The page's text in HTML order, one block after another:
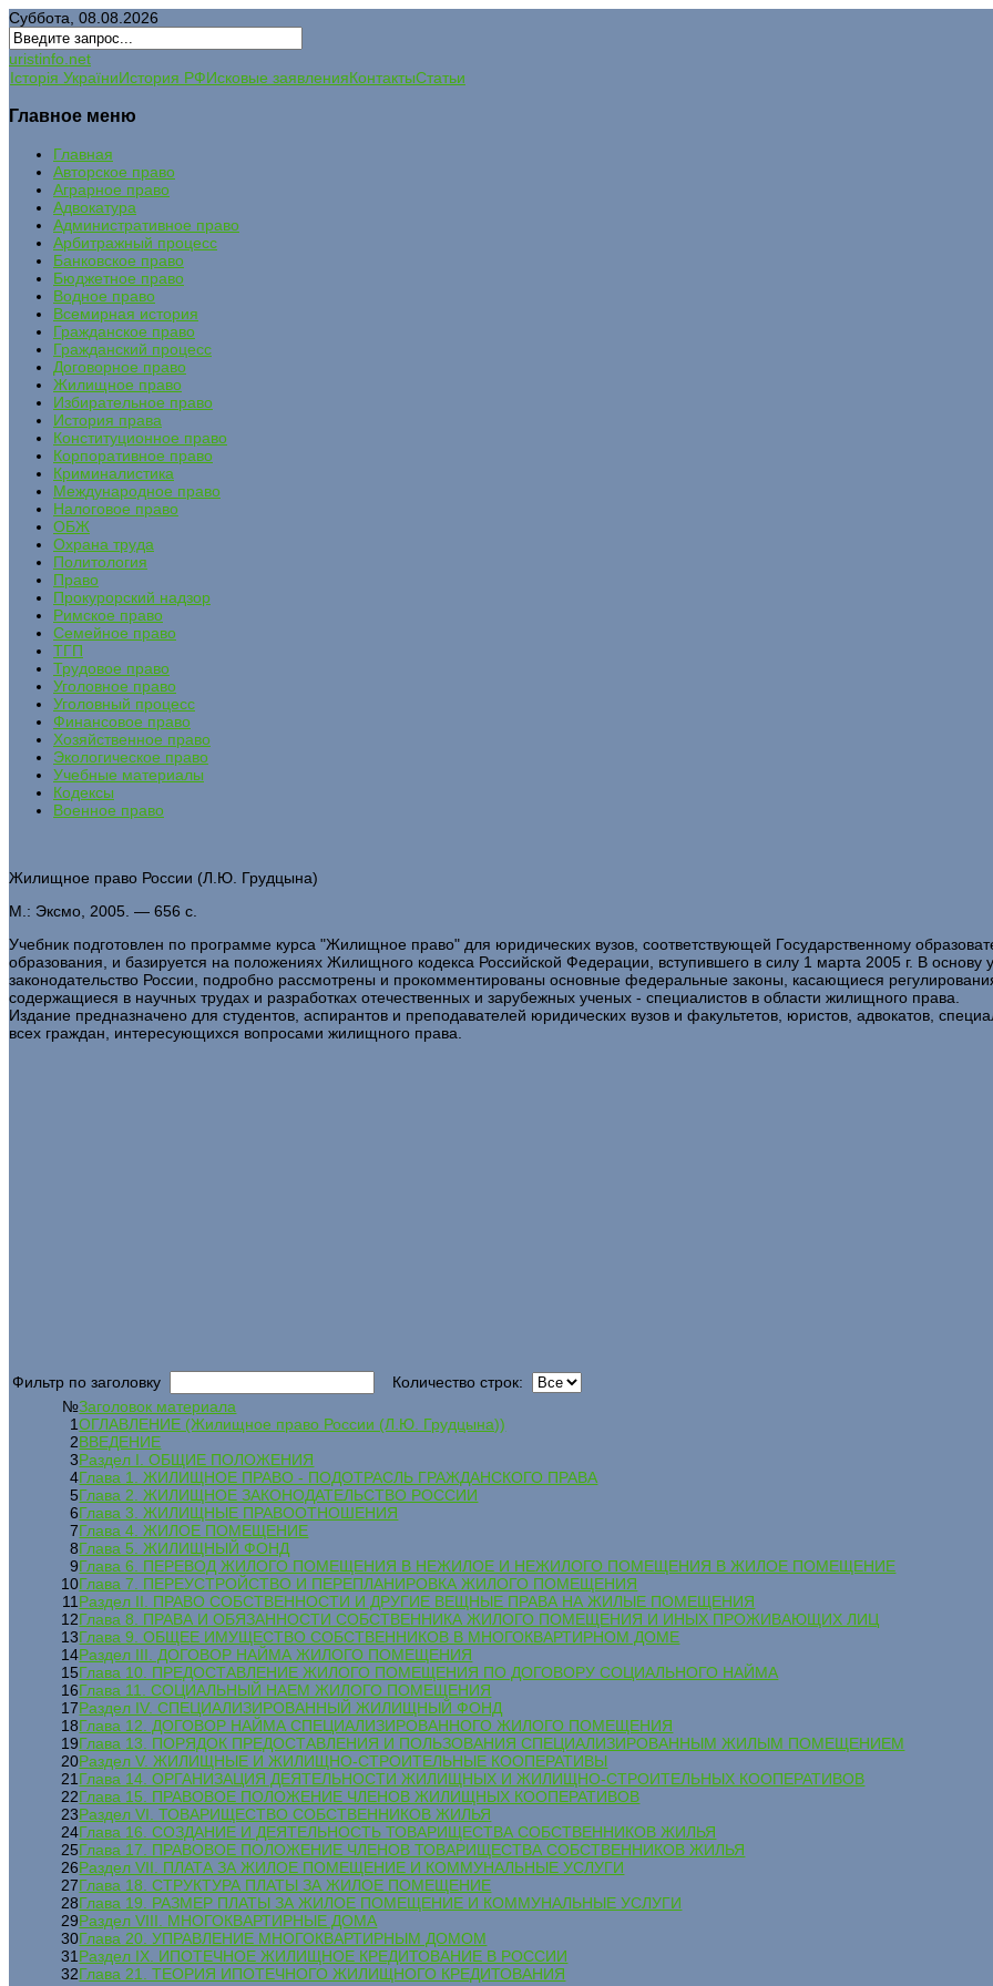
Суббота, 08.08.2026
uristinfo.net
Історія УкраїниИстория РФИсковые заявленияКонтактыСтатьи
Главное меню
Главная
Авторское право
Аграрное право
Адвокатура
Административное право
Арбитражный процесс
Банковское право
Бюджетное право
Водное право
Всемирная история
Гражданское право
Гражданский процесс
Договорное право
Жилищное право
Избирательное право
История права
Конституционное право
Корпоративное право
Криминалистика
Международное право
Налоговое право
ОБЖ
Охрана труда
Политология
Право
Прокурорский надзор
Римское право
Семейное право
ТГП
Трудовое право
Уголовное право
Уголовный процесс
Финансовое право
Хозяйственное право
Экологическое право
Учебные материалы
Кодексы
Военное право
Жилищное право России (Л.Ю. Грудцына)
М.: Эксмо, 2005. — 656 с.
Учебник подготовлен по программе курса "Жилищное право" для юридических вузов, соответствующей Государственному
образования, и базируется на положениях Жилищного кодекса Российской Федерации, вступившего в силу 1 марта 2005 г. В
законодательство России, подробно рассмотрены и прокомментированы основные федеральные законы, касающиеся
содержащиеся в научных трудах и разработках отечественных и зарубежных ученых - специалистов в области жилищного права.
Издание предназначено для студентов, аспирантов и преподавателей юридических вузов и факультетов, юристов, адвокатов,
всех граждан, интересующихся вопросами жилищного права.
Фильтр по заголовку
Количество строк:
№Заголовок материала
1ОГЛАВЛЕНИЕ (Жилищное право России (Л.Ю. Грудцына))
2ВВЕДЕНИЕ
3Раздел I. ОБЩИЕ ПОЛОЖЕНИЯ
4Глава 1. ЖИЛИЩНОЕ ПРАВО - ПОДОТРАСЛЬ ГРАЖДАНСКОГО ПРАВА
5Глава 2. ЖИЛИЩНОЕ ЗАКОНОДАТЕЛЬСТВО РОССИИ
6Глава 3. ЖИЛИЩНЫЕ ПРАВООТНОШЕНИЯ
7Глава 4. ЖИЛОЕ ПОМЕЩЕНИЕ
8Глава 5. ЖИЛИЩНЫЙ ФОНД
9Глава 6. ПЕРЕВОД ЖИЛОГО ПОМЕЩЕНИЯ В НЕЖИЛОЕ И НЕЖИЛОГО ПОМЕЩЕНИЯ В ЖИЛОЕ ПОМЕЩЕНИЕ
10Глава 7. ПЕРЕУСТРОЙСТВО И ПЕРЕПЛАНИРОВКА ЖИЛОГО ПОМЕЩЕНИЯ
11 Раздел II. ПРАВО СОБСТВЕННОСТИ И ДРУГИЕ ВЕЩНЫЕ ПРАВА НА ЖИЛЫЕ ПОМЕЩЕНИЯ
12Глава 8. ПРАВА И ОБЯЗАННОСТИ СОБСТВЕННИКА ЖИЛОГО ПОМЕЩЕНИЯ И ИНЫХ ПРОЖИВАЮЩИХ ЛИЦ
13Глава 9. ОБЩЕЕ ИМУЩЕСТВО СОБСТВЕННИКОВ В МНОГОКВАРТИРНОМ ДОМЕ
14Раздел III. ДОГОВОР НАЙМА ЖИЛОГО ПОМЕЩЕНИЯ
15Глава 10. ПРЕДОСТАВЛЕНИЕ ЖИЛОГО ПОМЕЩЕНИЯ ПО ДОГОВОРУ СОЦИАЛЬНОГО НАЙМА
16Глава 11. СОЦИАЛЬНЫЙ НАЕМ ЖИЛОГО ПОМЕЩЕНИЯ
17Раздел IV. СПЕЦИАЛИЗИРОВАННЫЙ ЖИЛИЩНЫЙ ФОНД
18Глава 12. ДОГОВОР НАЙМА СПЕЦИАЛИЗИРОВАННОГО ЖИЛОГО ПОМЕЩЕНИЯ
19Глава 13. ПОРЯДОК ПРЕДОСТАВЛЕНИЯ И ПОЛЬЗОВАНИЯ СПЕЦИАЛИЗИРОВАННЫМ ЖИЛЫМ ПОМЕЩЕНИЕМ
20Раздел V. ЖИЛИЩНЫЕ И ЖИЛИЩНО-СТРОИТЕЛЬНЫЕ КООПЕРАТИВЫ
21 Глава 14. ОРГАНИЗАЦИЯ ДЕЯТЕЛЬНОСТИ ЖИЛИЩНЫХ И ЖИЛИЩНО-СТРОИТЕЛЬНЫХ КООПЕРАТИВОВ
22Глава 15. ПРАВОВОЕ ПОЛОЖЕНИЕ ЧЛЕНОВ ЖИЛИЩНЫХ КООПЕРАТИВОВ
23Раздел VI. ТОВАРИЩЕСТВО СОБСТВЕННИКОВ ЖИЛЬЯ
24Глава 16. СОЗДАНИЕ И ДЕЯТЕЛЬНОСТЬ ТОВАРИЩЕСТВА СОБСТВЕННИКОВ ЖИЛЬЯ
25Глава 17. ПРАВОВОЕ ПОЛОЖЕНИЕ ЧЛЕНОВ ТОВАРИЩЕСТВА СОБСТВЕННИКОВ ЖИЛЬЯ
26Раздел VII. ПЛАТА ЗА ЖИЛОЕ ПОМЕЩЕНИЕ И КОММУНАЛЬНЫЕ УСЛУГИ
27Глава 18. СТРУКТУРА ПЛАТЫ ЗА ЖИЛОЕ ПОМЕЩЕНИЕ
28Глава 19. РАЗМЕР ПЛАТЫ ЗА ЖИЛОЕ ПОМЕЩЕНИЕ И КОММУНАЛЬНЫЕ УСЛУГИ
29Раздел VIII. МНОГОКВАРТИРНЫЕ ДОМА
30Глава 20. УПРАВЛЕНИЕ МНОГОКВАРТИРНЫМ ДОМОМ
31 Раздел IX. ИПОТЕЧНОЕ ЖИЛИЩНОЕ КРЕДИТОВАНИЕ В РОССИИ
32Глава 21. ТЕОРИЯ ИПОТЕЧНОГО ЖИЛИЩНОГО КРЕДИТОВАНИЯ